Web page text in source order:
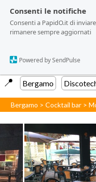
Consenti le notifiche
Consenti a PapidO.it di
rimanere sempre aggiornati
Powered by SendPulse
Consenti le notifiche
Consenti a PapidO.it di
rimanere sempre aggiornati
Powered by SendPulse
📍️ Bergamo
Bergamo >Cocktail bar >